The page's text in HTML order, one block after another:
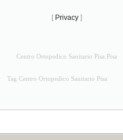
[ Privacy ]
Centro Ortopedico Sanitario Pisa Pisa
Tag Centro Ortopedico Sanitario Pisa